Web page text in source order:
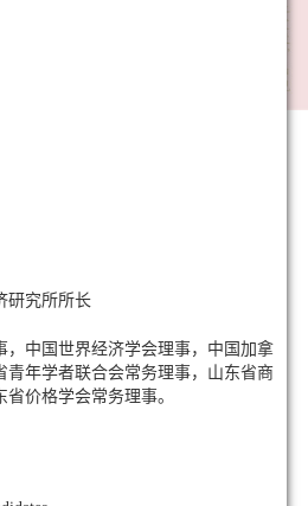
研究所所长
，中国世界经济学会理事，中国加拿
青年学者联合会常务理事，山东省商
价格学会常务理事。